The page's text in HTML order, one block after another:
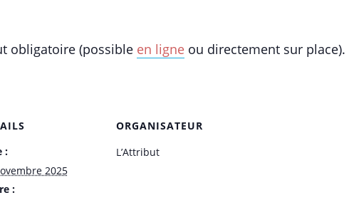
obligatoire (possible en ligne ou directement sur place).
:
2025
:
ORGANISATEUR
L’Attribut